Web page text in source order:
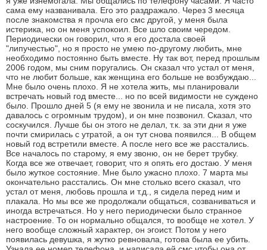
сама ему названивала. Его это раздражало. Через 3 месяца
после знакомства я прочла его смс другой, у меня была
истерика, но он меня успокоил. Все шло своим чередом.
Периодически он говорил, что я его достала своей
"липучестью", но я просто не умею по-другому любить, мне
необходимо постоянно быть вместе. Ну так вот, перед прошлым
2006 годом, мы сним поругались. Он сказал что устал от меня,
что не любит больше, как женщина его больше не возбуждаю...
Мне было очень плохо. Я не хотела жить, мы планировали
встречать новый год вместе... но по всей видимости не суждено
было. Прошло дней 5 (я ему не звонила и не писала, хотя это
давалось с огромным трудом), и он мне позвонил. Сказал, что
соскучился. Лучше бы он этого не делал, т.к. за эти дни я уже
почти смирилась с утратой, а он тут снова появился... В общем
новый год встретили вместе. А после него все же расстались.
Все началось по старому, я ему звоню, он не берет трубку.
Когда все же отвечает, говорит, что я опять его достаю. У меня
было жуткое состояние. Мне было ужасно плохо. 7 марта мы
окончательно расстались. Он мне столько всего сказал, что
устал от меня, любовь прошла и т.д., я сидела перед ним и
плакала. Но мы все же продолжали общаться, созваниваться и
иногда встречаться. Но у него периодически было странное
настроение. То он нормально общался, то вообще не хотел. У
него вообще сложный характер, он эгоист. Потом у него
появилась девушка, я жутко ревновала, готова была ее убить.